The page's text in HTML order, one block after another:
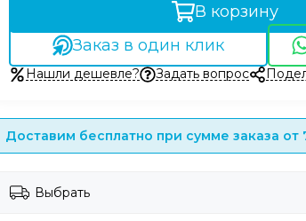
В корзину
Заказ в один клик
Нашли дешевле? Задать вопрос
Доставим бесплатно при сумме заказа от
Выбрать